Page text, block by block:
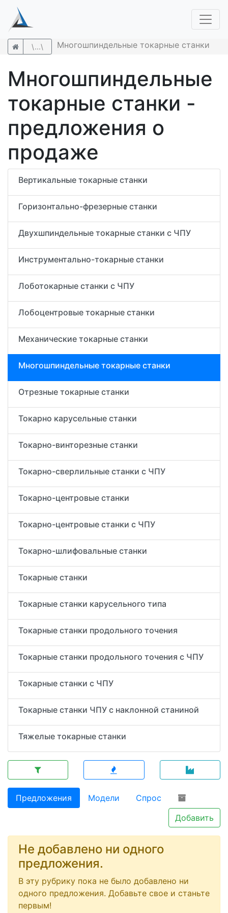
\...\ Многошпиндельные токарные станки
Многошпиндельные
токарные станки -
предложения о
продаже
Вертикальные токарные станки
Горизонтально-фрезерные станки
Двухшпиндельные токарные станки с ЧПУ
Инструментально-токарные станки
Лоботокарные станки с ЧПУ
Лобоцентровые токарные станки
Механические токарные станки
Многошпиндельные токарные станки
Отрезные токарные станки
Токарно карусельные станки
Токарно-винторезные станки
Токарно-сверлильные станки с ЧПУ
Токарно-центровые станки
Токарно-центровые станки с ЧПУ
Токарно-шлифовальные станки
Токарные станки
Токарные станки карусельного типа
Токарные станки продольного точения
Токарные станки продольного точения с ЧПУ
Токарные станки с ЧПУ
Токарные станки ЧПУ с наклонной станиной
Тяжелые токарные станки
Предложения Модели
Спрос
Добавить
Не добавлено ни одного
предложения.
В эту рубрику пока не было добавлено ни
одного предложения. Добавьте свое и станьте
первым!